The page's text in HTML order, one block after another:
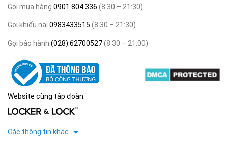
Gọi mua hàng 0901 804 336 (8:30 – 21:30)
Gọi khiếu nại 0983433515 (8:30 – 21:30)
Gọi bảo hành (028) 62700527(8:30 – 21:00)
Website cùng tập đoàn:
Các thông tin khác